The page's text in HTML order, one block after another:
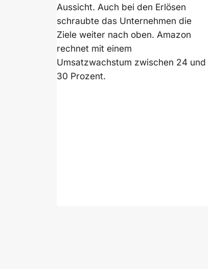
Aussicht. Auch bei den Erlösen
schraubte das Unternehmen die
Ziele weiter nach oben. Amazon
rechnet mit einem
Umsatzwachstum zwischen 24 und
30 Prozent.